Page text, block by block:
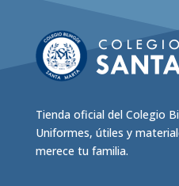
Tienda oficial del Colegio
Uniformes, útiles y
merece tu familia.